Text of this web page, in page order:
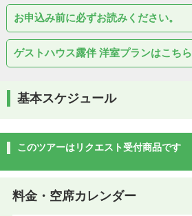
お申込み前に必ずお読みください。
ゲストハウス露伴 洋室プランはこちら
基本スケジュール
このツアーはリクエスト受付商品です
料金・空席カレンダー